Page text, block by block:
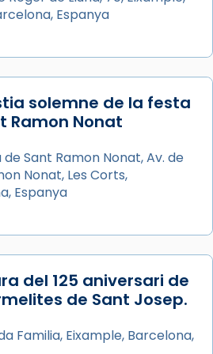
de Barcelona
és juntament amb el
Pere un dels que
de prop Jesús.
Fets (12,2) fou el primer
a Jerusalem per
l'any 44).
de les invasions
com a patró dels
i més tard de tota
fou un g
Espanya
solemne de la festa
Ramon Nonat
de Sant Ramon Nonat, Av. de
Nonat, Les Corts,
Espanya
del 125 aniversari de
de Sant Josep.
Familia, Eixample, Barcelona,